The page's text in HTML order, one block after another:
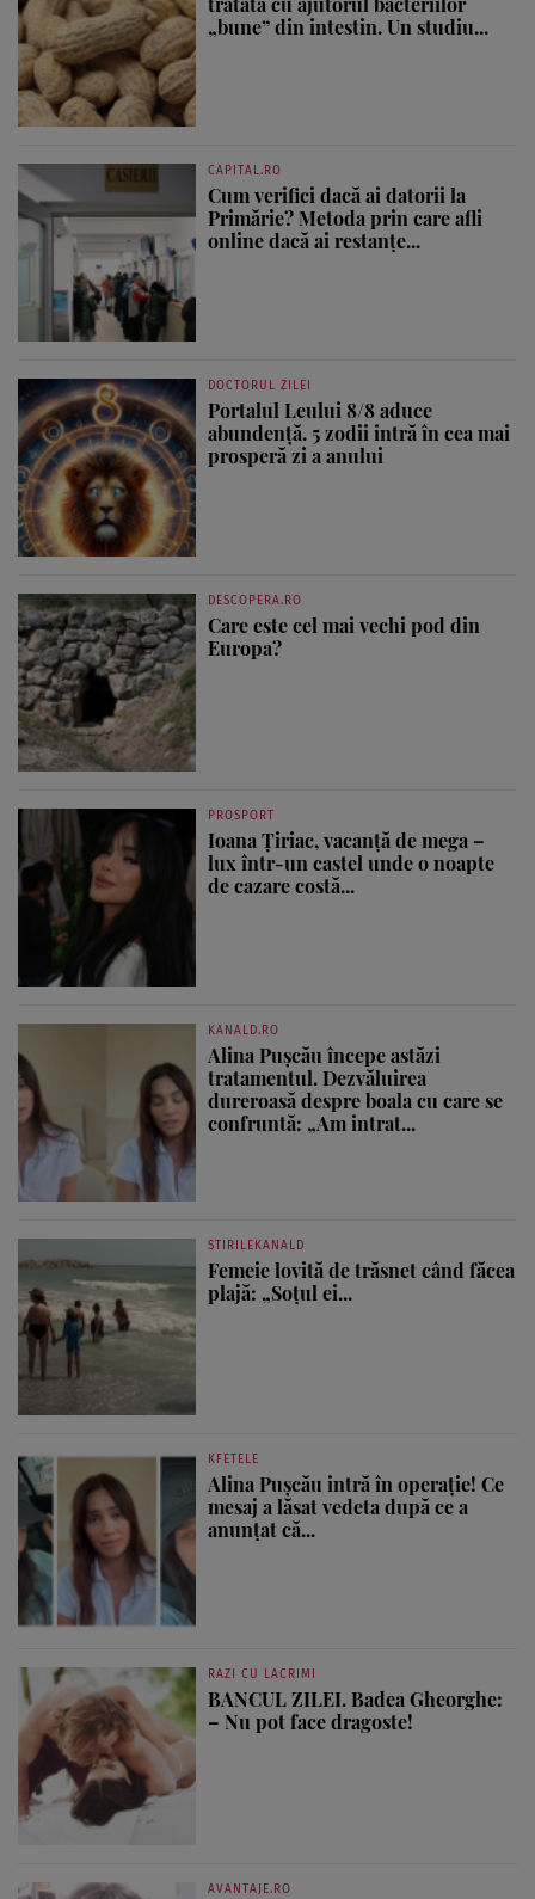
„bune” din intestin. Un studiu...
CAPITAL.RO
Cum verifici dacă ai datorii la
Primărie? Metoda prin care afli
online dacă ai restanțe...
DOCTORUL ZILEI
Portalul Leului 8/8 aduce
abundență. 5 zodii intră în cea mai
prosperă zi a anului
DESCOPERA.RO
Care este cel mai vechi pod din
Europa?
PROSPORT
Ioana Țiriac, vacanță de mega –
lux într-un castel unde o noapte
de cazare costă...
KANALD.RO
Alina Pușcău începe astăzi
tratamentul. Dezvăluirea
dureroasă despre boala cu care se
confruntă: „Am intrat...
STIRILEKANALD
Femeie lovită de trăsnet când făcea
plajă: „Soțul ei...
KFETELE
Alina Pușcău intră în operație! Ce
mesaj a lăsat vedeta după ce a
anunțat că...
RAZI CU LACRIMI
BANCUL ZILEI. Badea Gheorghe:
– Nu pot face dragoste!
AVANTAJE.RO